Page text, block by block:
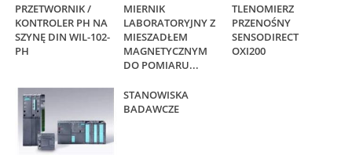
PRZETWORNIK /
KONTROLER PH NA
SZYNĘ DIN WIL-102-
PH
STANOWISKA
BADAWCZE
MIERNIK
LABORATORYJNY Z
MIESZADŁEM
MAGNETYCZNYM
DO POMIARU...
TLENOMIERZ
PRZENOŚNY
SENSODIRECT
OXI200